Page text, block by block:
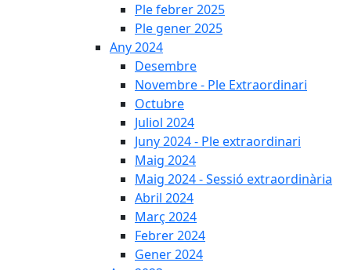
Ple febrer 2025
Ple gener 2025
Any 2024
Desembre
Novembre - Ple Extraordinari
Octubre
Juliol 2024
Juny 2024 - Ple extraordinari
Maig 2024
Maig 2024 - Sessió extraordinària
Abril 2024
Març 2024
Febrer 2024
Gener 2024